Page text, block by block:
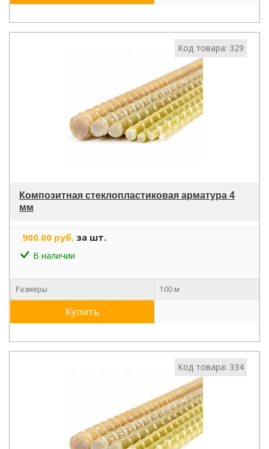
Код товара: 329
Композитная стеклопластиковая арматура 4
мм
900.00 руб. за шт.
В наличии
Размеры 100 м
Купить
Код товара: 334